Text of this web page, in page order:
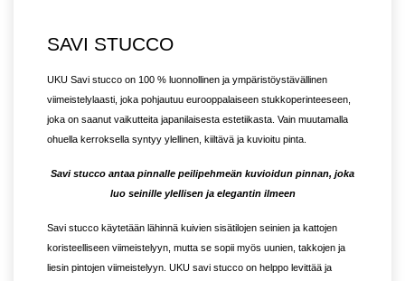
SAVI STUCCO
UKU Savi stucco on 100 % luonnollinen ja ympäristöystävällinen
viimeistelylaasti, joka pohjautuu eurooppalaiseen stukkoperinteeseen,
joka on saanut vaikutteita japanilaisesta estetiikasta. Vain muutamalla
ohuella kerroksella syntyy ylellinen, kiiltävä ja kuvioitu pinta.
Savi stucco antaa pinnalle peilipehmeän kuvioidun pinnan, joka
luo seinille ylellisen ja elegantin ilmeen
Savi stucco käytetään lähinnä kuivien sisätilojen seinien ja kattojen
koristeelliseen viimeistelyyn, mutta se sopii myös uunien, takkojen ja
liesin pintojen viimeistelyyn. UKU savi stucco on helppo levittää ja